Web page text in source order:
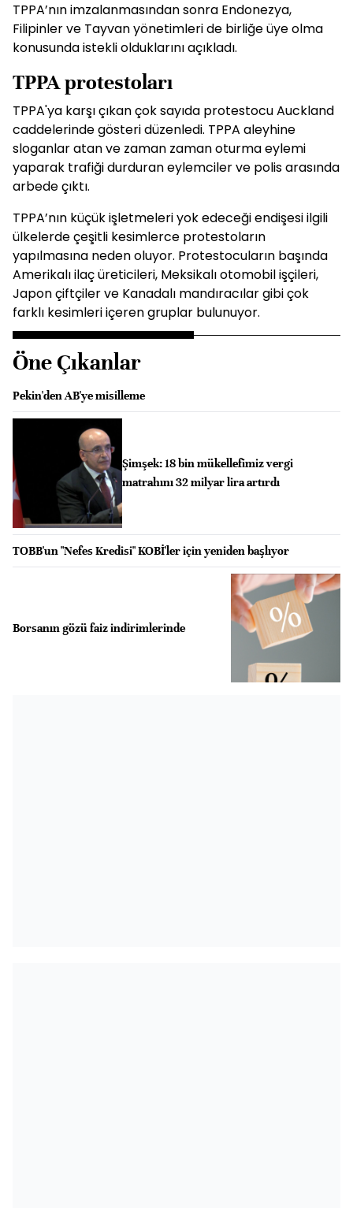
TPPA’nın imzalanmasından sonra Endonezya,
Filipinler ve Tayvan yönetimleri de birliğe üye olma
konusunda istekli olduklarını açıkladı.
TPPA protestoları
TPPA'ya karşı çıkan çok sayıda protestocu Auckland
caddelerinde gösteri düzenledi. TPPA aleyhine
sloganlar atan ve zaman zaman oturma eylemi
yaparak trafiği durduran eylemciler ve polis arasında
arbede çıktı.
TPPA’nın küçük işletmeleri yok edeceği endişesi ilgili
ülkelerde çeşitli kesimlerce protestoların
yapılmasına neden oluyor. Protestocuların başında
Amerikalı ilaç üreticileri, Meksikalı otomobil işçileri,
Japon çiftçiler ve Kanadalı mandıracılar gibi çok
farklı kesimleri içeren gruplar bulunuyor.
Öne Çıkanlar
Pekin'den AB'ye misilleme
Şimşek: 18 bin mükellefimiz vergi
matrahını 32 milyar lira artırdı
TOBB'un "Nefes Kredisi" KOBİ'ler için yeniden başlıyor
Borsanın gözü faiz indirimlerinde